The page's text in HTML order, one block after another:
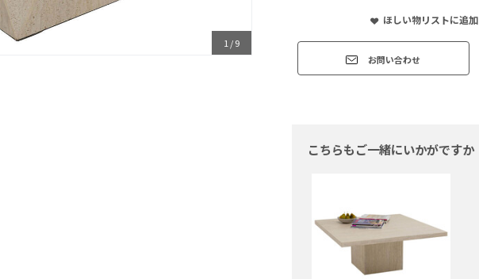
1 /9
ほしい物リストに追加
お問い合わせ
こちらもご一緒にいかがですか